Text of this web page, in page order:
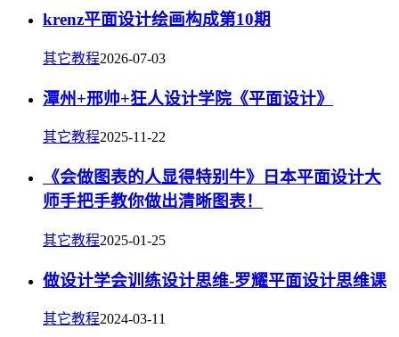
krenz平面设计绘画构成第10期
其它教程2026-07-03
潭州+邢帅+狂人设计学院《平面设计》
其它教程2025-11-22
《会做图表的人显得特别牛》日本平面设计大
师手把手教你做出清晰图表！
其它教程2025-01-25
做设计学会训练设计思维-罗耀平面设计思维课
其它教程2024-03-11